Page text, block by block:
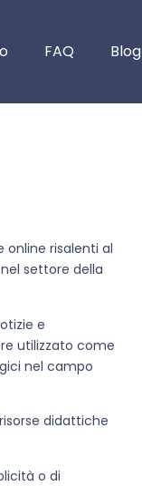
FAQ Blog
risalenti al
settore della
e
utilizzato come
nel campo
didattiche
o di